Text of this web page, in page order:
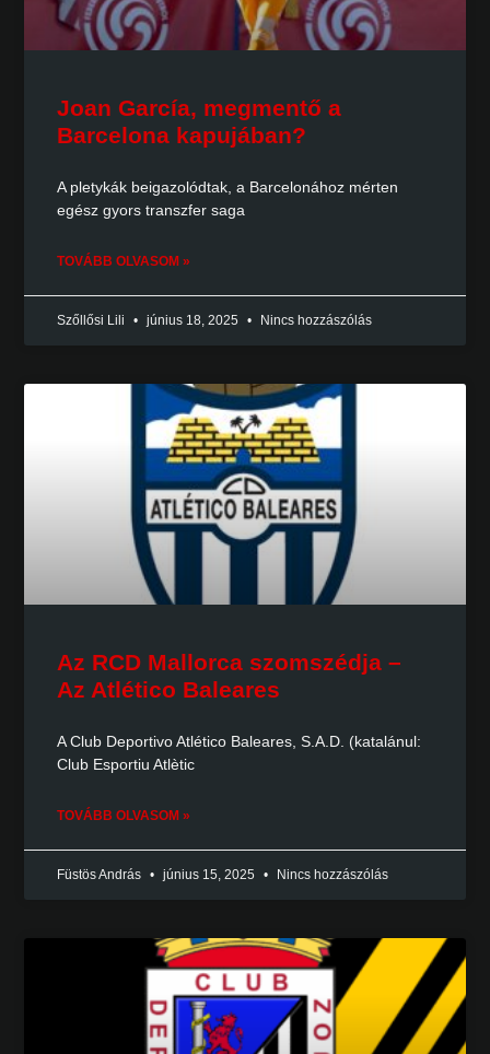
Joan García, megmentő a
Barcelona kapujában?
A pletykák beigazolódtak, a Barcelonához mérten
egész gyors transzfer saga
TOVÁBB OLVASOM »
Szőllősi Lili június 18, 2025 Nincs hozzászólás
Az RCD Mallorca szomszédja –
Az Atlético Baleares
A Club Deportivo Atlético Baleares, S.A.D. (katalánul:
Club Esportiu Atlètic
TOVÁBB OLVASOM »
Füstös András június 15, 2025 Nincs hozzászólás